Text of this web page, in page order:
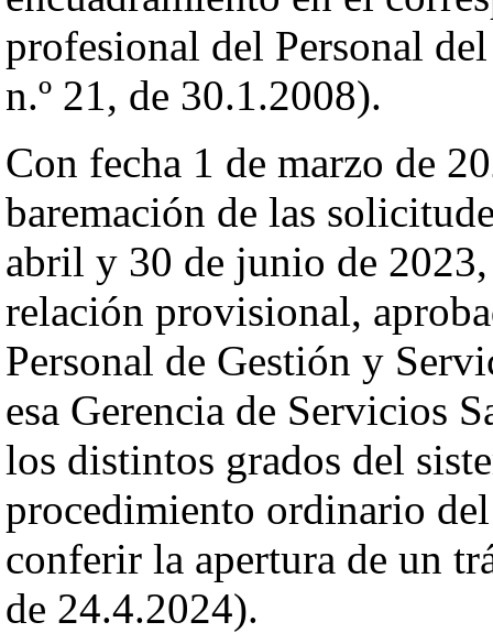
profesional del Personal
n.º 21, de 30.1.2008).
Con fecha 1 de marzo de
baremación de las
abril y 30 de junio de
relación provisional,
Personal de Gestión y
esa Gerencia de Servicios
los distintos grados del
procedimiento ordinario
conferir la apertura de un
de 24.4.2024).